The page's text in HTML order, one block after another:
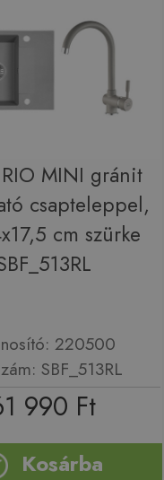
MINI gránit
csapteleppel,
cm szürke
220500
SBF_513RL
990 Ft
Kosárba